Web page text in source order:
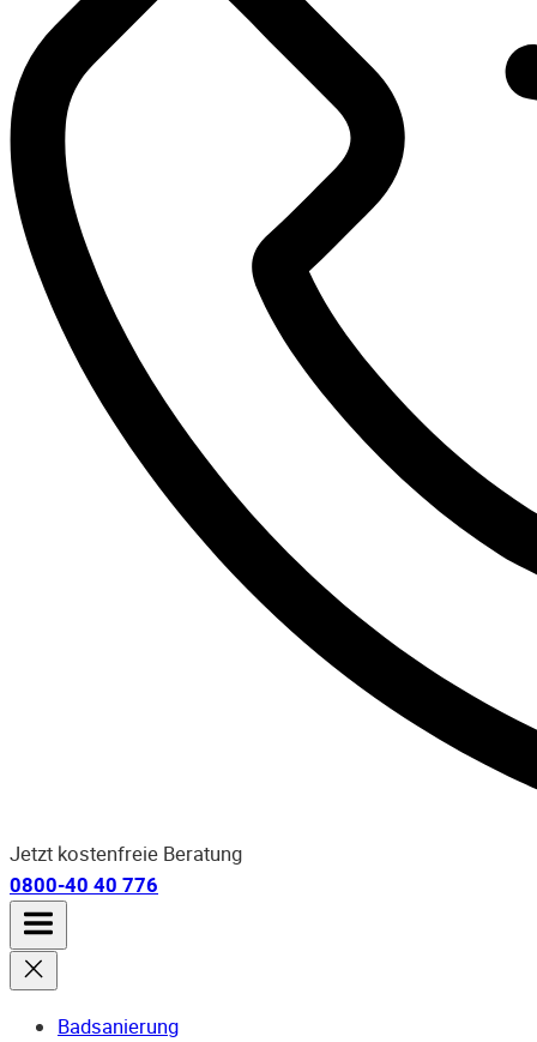
Jetzt kostenfreie Beratung
0800-40 40 776
Badsanierung